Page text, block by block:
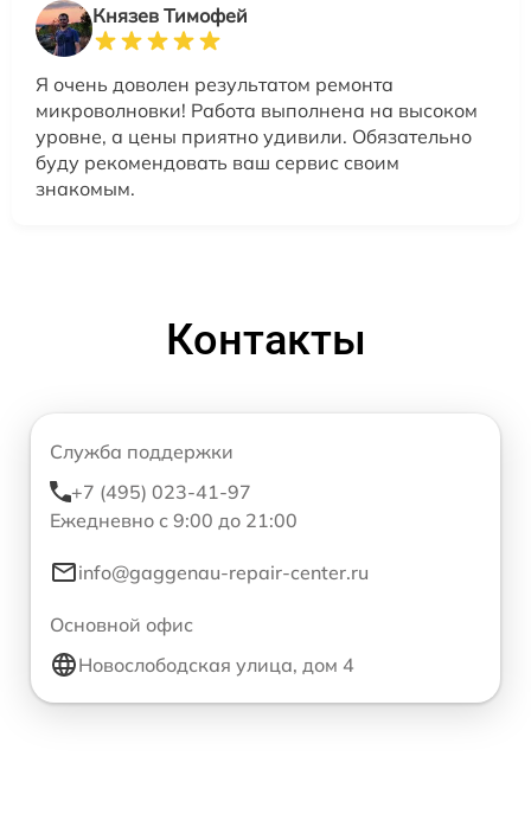
Князев Тимофей
Я очень доволен результатом ремонта
микроволновки! Работа выполнена на высоком
уровне, а цены приятно удивили. Обязательно
буду рекомендовать ваш сервис своим
знакомым.
Контакты
Служба поддержки
+7 (495) 023-41-97
Ежедневно с 9:00 до 21:00
info@gaggenau-repair-center.ru
Основной офис
Новослободская улица, дом 4